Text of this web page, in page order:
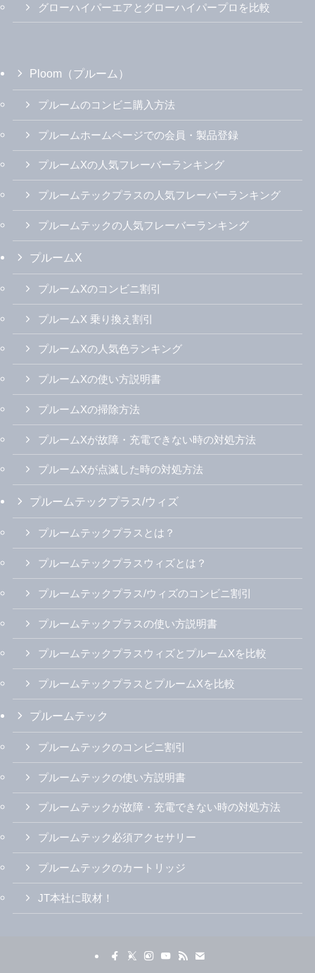
グローハイパーエアとグローハイパープロを比較
Ploom（プルーム）
プルームのコンビニ購入方法
プルームホームページでの会員・製品登録
プルームXの人気フレーバーランキング
プルームテックプラスの人気フレーバーランキング
プルームテックの人気フレーバーランキング
プルームX
プルームXのコンビニ割引
プルームX 乗り換え割引
プルームXの人気色ランキング
プルームXの使い方説明書
プルームXの掃除方法
プルームXが故障・充電できない時の対処方法
プルームXが点滅した時の対処方法
プルームテックプラス/ウィズ
プルームテックプラスとは？
プルームテックプラスウィズとは？
プルームテックプラス/ウィズのコンビニ割引
プルームテックプラスの使い方説明書
プルームテックプラスウィズとプルームXを比較
プルームテックプラスとプルームXを比較
プルームテック
プルームテックのコンビニ割引
プルームテックの使い方説明書
プルームテックが故障・充電できない時の対処方法
プルームテック必須アクセサリー
プルームテックのカートリッジ
JT本社に取材！